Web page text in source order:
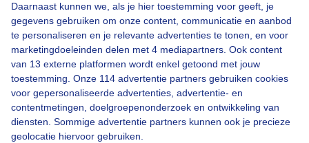
Daarnaast kunnen we, als je hier toestemming voor geeft, je
gegevens gebruiken om onze content, communicatie en aanbod
te personaliseren en je relevante advertenties te tonen, en voor
marketingdoeleinden delen met 4 mediapartners. Ook content
van 13 externe platformen wordt enkel getoond met jouw
toestemming. Onze 114 advertentie partners gebruiken cookies
voor gepersonaliseerde advertenties, advertentie- en
contentmetingen, doelgroepenonderzoek en ontwikkeling van
diensten. Sommige advertentie partners kunnen ook je precieze
geolocatie hiervoor gebruiken.
Een moment geduld aub...
Over Buienradar